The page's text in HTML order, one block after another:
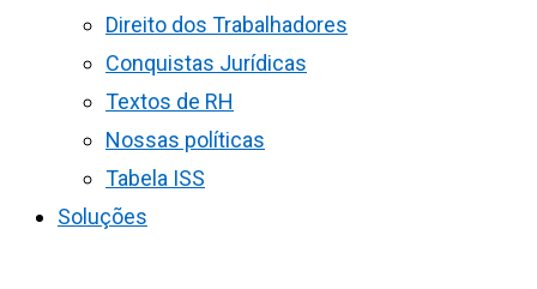
Direito dos Trabalhadores
Conquistas Jurídicas
Textos de RH
Nossas políticas
Tabela ISS
Soluções